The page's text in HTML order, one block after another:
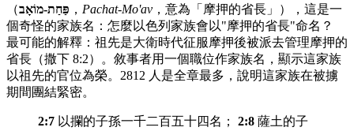
（פַּחַת-מוֹאָב ， Pachat-Mo'av ，意為「摩押的省長」），這是一
個奇怪的家族名：怎麼以色列家族會以"摩押的省長"命名？
最可能的解釋：祖先是大衛時代征服摩押後被派去管理摩押的
省長（撒下 8:2）。敘事者用一個職位作家族名，顯示這家族
以祖先的官位為榮。2812 人是全章最多，說明這家族在被擄
期間團結緊密。
2:7 以攔的子孫一千二百五十四名； 2:8 薩土的子